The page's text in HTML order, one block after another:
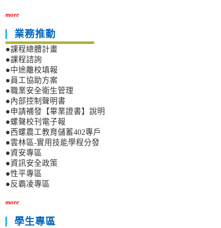
more
業務推動
●課程總體計畫
●課程諮詢
●中途離校填報
●員工協助方案
●職業安全衛生管理
●內部控制聲明書
●申請補發【畢業證書】說明
●螺聲校刊電子報
●西螺農工教育儲蓄402專戶
●雲林區-實用技能學程分發
●資安專區
●資訊安全政策
●性平專區
●反霸凌專區
more
學生專區